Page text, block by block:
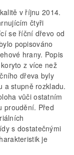
v říjnu 2014.
čtyři
se říční dřevo od
popisováno
hrany. Popis
z více než
dřeva byly
a stupně rozkladu.
vůči ostatním
proudění. Před
s dostatečnými
je